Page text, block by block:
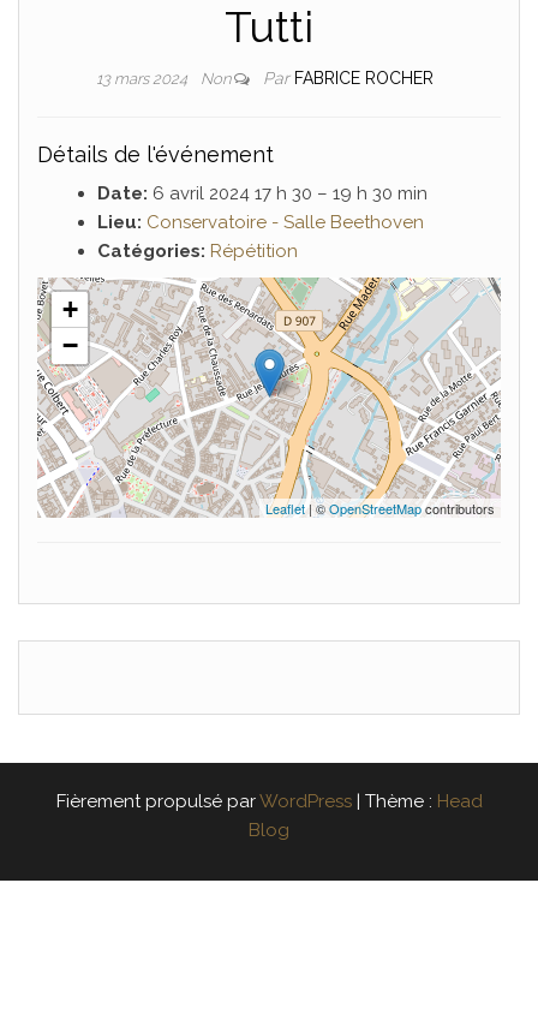
Tutti
13 mars 2024 Non Par FABRICE ROCHER
Détails de l'événement
Date: 6 avril 2024 17 h 30 – 19 h 30 min
Lieu: Conservatoire - Salle Beethoven
Catégories: Répétition
+
−
Leaflet| ©OpenStreetMapcontributors
Fièrement propulsé parWordPress | Thème : Head
Blog